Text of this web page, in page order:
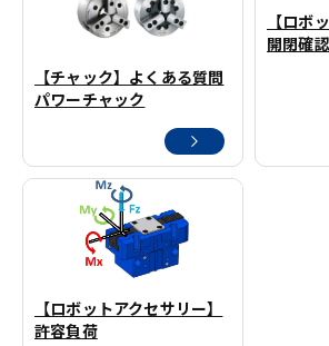
【チャック】よくある質問
パワーチャック
【ロボ
開閉確
【ロボットアクセサリー】
許容負荷